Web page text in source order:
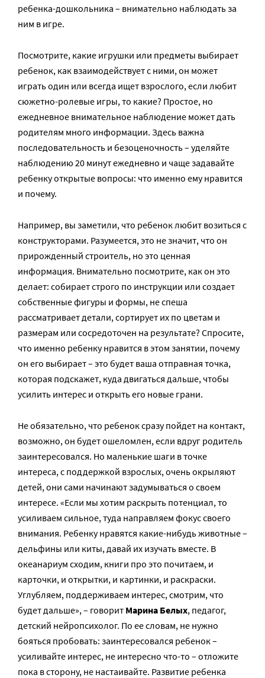
ребенка-дошкольника – внимательно наблюдать за
ним в игре.
Посмотрите, какие игрушки или предметы выбирает
ребенок, как взаимодействует с ними, он может
играть один или всегда ищет взрослого, если любит
сюжетно-ролевые игры, то какие? Простое, но
ежедневное внимательное наблюдение может дать
родителям много информации. Здесь важна
последовательность и безоценочность – уделяйте
наблюдению 20 минут ежедневно и чаще задавайте
ребенку открытые вопросы: что именно ему нравится
и почему.
Например, вы заметили, что ребенок любит возиться с
конструкторами. Разумеется, это не значит, что он
прирожденный строитель, но это ценная
информация. Внимательно посмотрите, как он это
делает: собирает строго по инструкции или создает
собственные фигуры и формы, не спеша
рассматривает детали, сортирует их по цветам и
размерам или сосредоточен на результате? Спросите,
что именно ребенку нравится в этом занятии, почему
он его выбирает – это будет ваша отправная точка,
которая подскажет, куда двигаться дальше, чтобы
усилить интерес и открыть его новые грани.
Не обязательно, что ребенок сразу пойдет на контакт,
возможно, он будет ошеломлен, если вдруг родитель
заинтересовался. Но маленькие шаги в точке
интереса, с поддержкой взрослых, очень окрыляют
детей, они сами начинают задумываться о своем
интересе. «Если мы хотим раскрыть потенциал, то
усиливаем сильное, туда направляем фокус своего
внимания. Ребенку нравятся какие-нибудь животные –
дельфины или киты, давай их изучать вместе. В
океанариум сходим, книги про это почитаем, и
карточки, и открытки, и картинки, и раскраски.
Углубляем, поддерживаем интерес, смотрим, что
будет дальше», – говорит Марина Белых, педагог,
детский нейропсихолог. По ее словам, не нужно
бояться пробовать: заинтересовался ребенок –
усиливайте интерес, не интересно что-то – отложите
пока в сторону, не настаивайте. Развитие ребенка